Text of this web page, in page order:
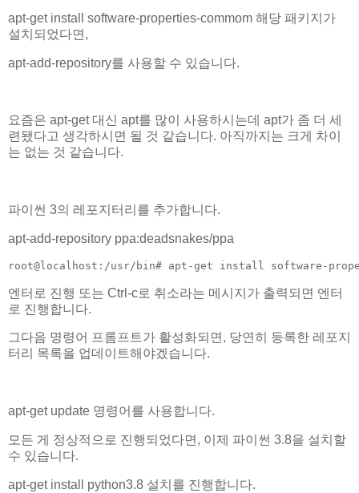
apt-get install software-properties-commom 해당 패키지가
설치되었다면,
apt-add-repository를 사용할 수 있습니다.
요즘은 apt-get 대신 apt를 많이 사용하시는데 apt가 좀 더 세
련됐다고 생각하시면 될 것 같습니다. 아직까지는 크게 차이
는 없는 것 같습니다.
파이썬 3의 레포지터리를 추가합니다.
apt-add-repository ppa:deadsnakes/ppa
root@localhost:/usr/bin# apt-get install software-
엔터로 진행 또는 Ctrl-c로 취소라는 메시지가 출력되면 엔터
로 진행합니다.
그다음 명령어 프롬프트가 활성화되면, 당연히 등록한 레포지
터리 목록을 업데이트해야겠습니다.
apt-get update 명령어를 사용합니다.
모든 게 정상적으로 진행되었다면, 이제 파이썬 3.8을 설치할
수 있습니다.
apt-get install python3.8 설치를 진행합니다.